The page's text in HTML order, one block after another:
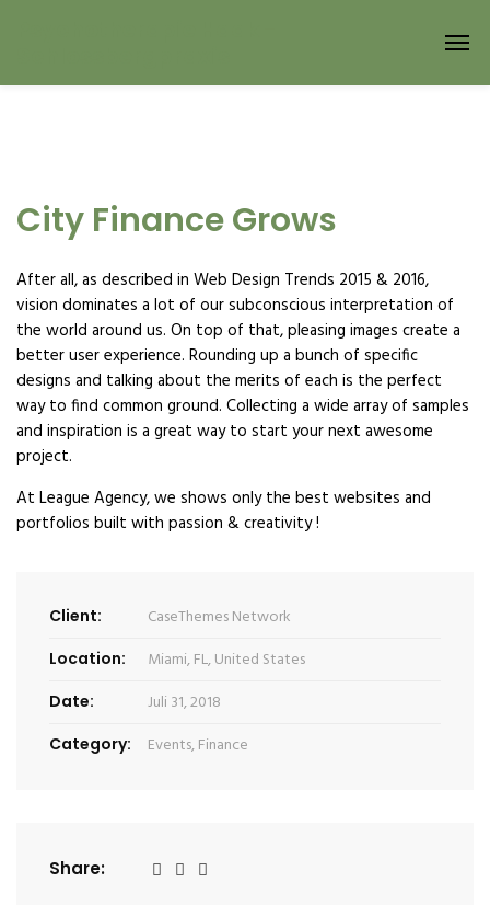
City Finance Grows
After all, as described in Web Design Trends 2015 & 2016,
vision dominates a lot of our subconscious interpretation of
the world around us. On top of that, pleasing images create a
better user experience. Rounding up a bunch of specific
designs and talking about the merits of each is the perfect
way to find common ground. Collecting a wide array of samples
and inspiration is a great way to start your next awesome
project.
At League Agency, we shows only the best websites and
portfolios built with passion & creativity !
Client: CaseThemes Network
Location: Miami, FL, United States
Date: Juli 31, 2018
Category: Events,Finance
Share: